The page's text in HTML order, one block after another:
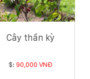
Cây thần kỳ
$: 90,000 VNĐ